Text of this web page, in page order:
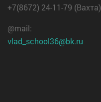
+7(8672) 24-11-79 (Вахта)
@mail:
vlad_school36@bk.ru